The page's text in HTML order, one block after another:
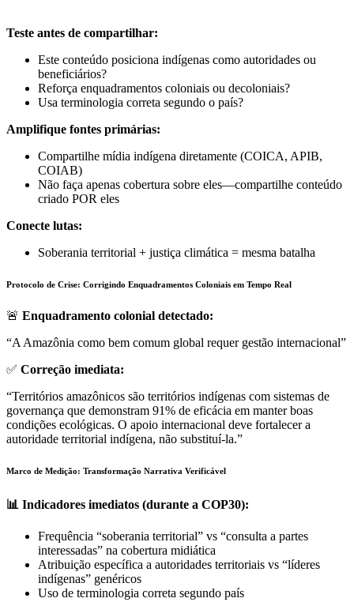
Teste antes de compartilhar:
Este conteúdo posiciona indígenas como autoridades ou
beneficiários?
Reforça enquadramentos coloniais ou decoloniais?
Usa terminologia correta segundo o país?
Amplifique fontes primárias:
Compartilhe mídia indígena diretamente (COICA, APIB,
COIAB)
Não faça apenas cobertura sobre eles—compartilhe conteúdo
criado POR eles
Conecte lutas:
Soberania territorial + justiça climática = mesma batalha
Protocolo de Crise: Corrigindo Enquadramentos Coloniais em Tempo Real
🚨 Enquadramento colonial detectado:
“A Amazônia como bem comum global requer gestão internacional”
✅ Correção imediata:
“Territórios amazônicos são territórios indígenas com sistemas de
governança que demonstram 91% de eficácia em manter boas
condições ecológicas. O apoio internacional deve fortalecer a
autoridade territorial indígena, não substituí-la.”
Marco de Medição: Transformação Narrativa Verificável
📊 Indicadores imediatos (durante a COP30):
Frequência “soberania territorial” vs “consulta a partes
interessadas” na cobertura midiática
Atribuição específica a autoridades territoriais vs “líderes
indígenas” genéricos
Uso de terminologia correta segundo país